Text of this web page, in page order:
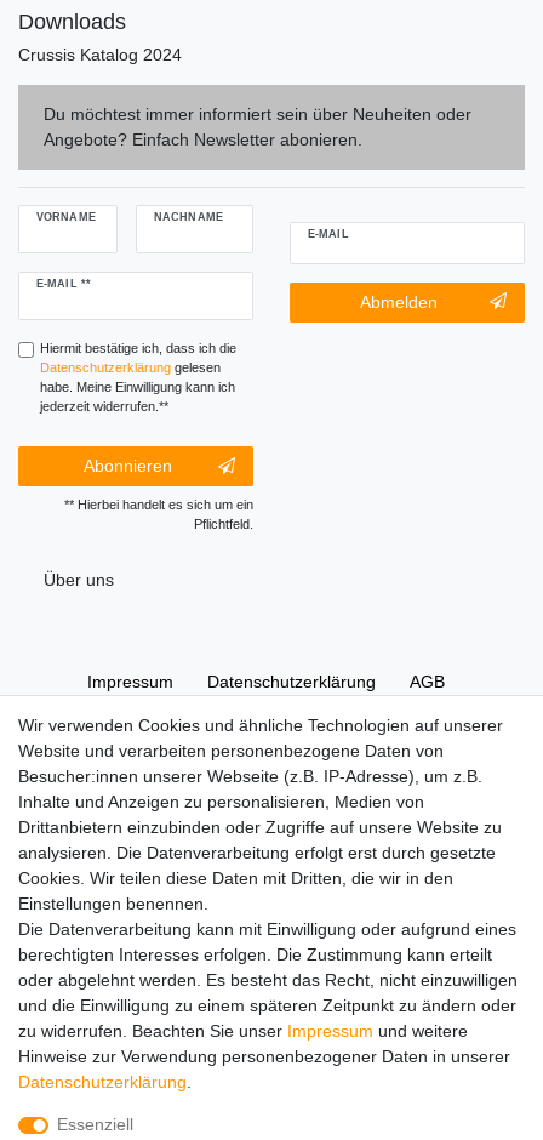
Downloads
Crussis Katalog 2024
Du möchtest immer informiert sein über Neuheiten oder
Angebote? Einfach Newsletter abonieren.
VORNAME NACHNAME
E-MAIL **
Newsletter
Hiermit bestätige ich, dass ich die
Daten­schutz­erklärunggelesen
habe. Meine Einwilligung kann ich
jederzeit widerrufen.**
Abonnieren
** Hierbei handelt es sich um ein
Pflichtfeld.
E-MAIL
Newsletter-
Abmeldung
Abmelden
Wir verwenden Cookies und ähnliche Technologien auf unserer
Website und verarbeiten personenbezogene Daten von
Besucher:innen unserer Webseite (z.B. IP-Adresse), um z.B.
Inhalte und Anzeigen zu personalisieren, Medien von
Drittanbietern einzubinden oder Zugriffe auf unsere Website zu
analysieren. Die Datenverarbeitung erfolgt erst durch gesetzte
Cookies. Wir teilen diese Daten mit Dritten, die wir in den
Einstellungen benennen.
Die Datenverarbeitung kann mit Einwilligung oder aufgrund eines
berechtigten Interesses erfolgen. Die Zustimmung kann erteilt
oder abgelehnt werden. Es besteht das Recht, nicht einzuwilligen
und die Einwilligung zu einem späteren Zeitpunkt zu ändern oder
zu widerrufen. Beachten Sie unser Impressum und weitere
Hinweise zur Verwendung personenbezogener Daten in unserer
Daten­schutz­erklärung
Essenziell
Über uns
Impressum Daten­schutz­erklärung AGB
Widerrufs­recht Vertrag widerrufen Kontakt
Hinweise zur Batterieentsorgung
Im Zusammenhang mit dem Vertrieb von Batterien oder mit
der Lieferung von Geräten, die Batterien enthalten, sind wir
verpflichtet, Sie auf folgendes hinzuweisen:
Sie sind zur Rückgabe gebrauchter Batterien als Endnutzer
gesetzlich verpflichtet. Sie können Altbatterien, die wir als
Neubatterien im Sortiment führen oder geführt haben,
unentgeltlich an unserem Versandlager (Versandadresse)
zurückgeben. Die auf den Batterien abgebildeten Symbole
haben folgende Bedeutung:
Das Symbol der durchgekreuzten Mülltonne bedeutet, dass
die Batterie nicht in den Hausmüll gegeben werden darf.